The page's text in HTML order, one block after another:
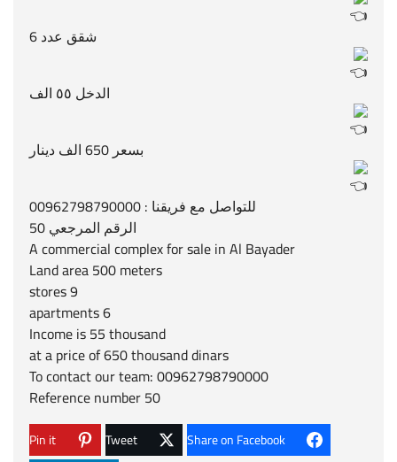
شقق عدد 6
الدخل ٥٥ الف
بسعر 650 الف دينار
للتواصل مع فريقنا : 00962798790000
الرقم المرجعي 50
A commercial complex for sale in Al Bayader
Land area 500 meters
9 stores
6 apartments
Income is 55 thousand
at a price of 650 thousand dinars
To contact our team: 00962798790000
Reference number 50
Share on Facebook
Tweet
Pin it